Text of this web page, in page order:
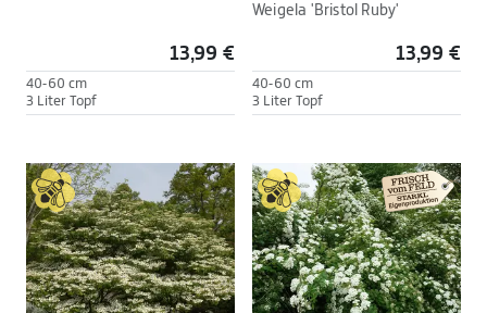
13,99 €
40-60 cm
3 Liter Topf
Weigela 'Bristol Ruby'
13,99 €
40-60 cm
3 Liter Topf